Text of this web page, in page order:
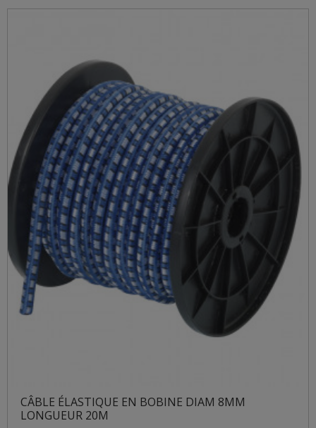
CÂBLE ÉLASTIQUE EN BOBINE DIAM 8MM
LONGUEUR 20M